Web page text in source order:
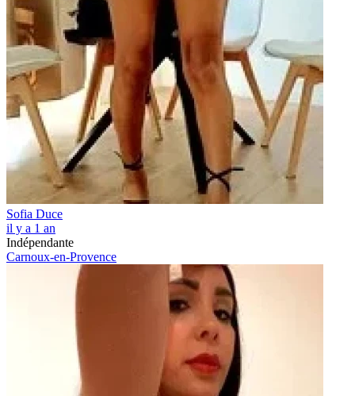
Sofia Duce
il y a 1 an
Indépendante
Carnoux-en-Provence